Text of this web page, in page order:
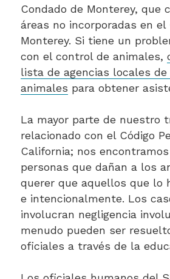
Condado de Monterey, que
áreas no incorporadas en el
Monterey. Si tiene un
con el control de animales,
lista de agencias locales
animales para obtener
La mayor parte de nuestro
relacionado con el Código
California; nos
personas que dañan a los
querer que aquellos que lo
e intencionalmente. Los
involucran negligencia
menudo pueden ser
oficiales a través de la